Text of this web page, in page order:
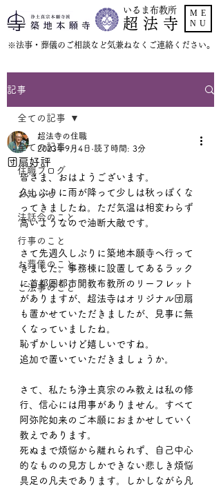
いるま布教所
超 法 寺
​※法事・葬儀のご相談など気兼ねなくご連絡ください。
ME
NU
記事
全ての記事
住職ブログ
お知らせ
法話会のこと
行事のこと
お葬儀のこと
ご法事のこと
全ての記事
団扇好評
超法寺の住職
2023年9月4日 読了時間: 3分
皆さま、おはようございます。
久しぶりに雨が降って少しは秋っぽくな
ってきましたね。ただ気温は相変わらず
高いようなので油断大敵です。
さて先週久しぶりに築地本願寺へ行って
きました。事務棟に設置してあるラック
に首都圏都市開教布教所のリーフレット
がありますが、超法寺はオリジナル団扇
も置かせていただきましたが、見事に無
くなっていましたね。
恥ずかしいけど嬉しいですね。
追加で置いていただきましょうか。
さて、私たち浄土真宗のみ教えは私の修
行、信心には用事がありません。すべて
阿弥陀如来のご本願におまかせしていく
教えであります。
死ぬまで煩悩から離れられず、自己中心
的なものの見方しかできない悲しき煩悩
具足の凡夫であります。しかしながら凡